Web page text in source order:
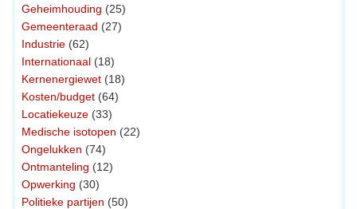
Geheimhouding (25)
Gemeenteraad (27)
Industrie (62)
Internationaal (18)
Kernenergiewet (18)
Kosten/budget (64)
Locatiekeuze (33)
Medische isotopen (22)
Ongelukken (74)
Ontmanteling (12)
Opwerking (30)
Politieke partijen (50)